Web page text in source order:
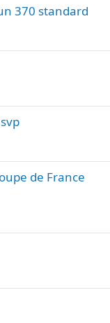
370 standard
de France